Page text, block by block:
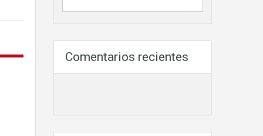
Comentarios recientes